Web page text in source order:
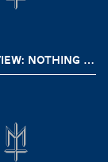
ALBUM REVIEW: NOTHING – A SHORT HISTORY OF DECAY